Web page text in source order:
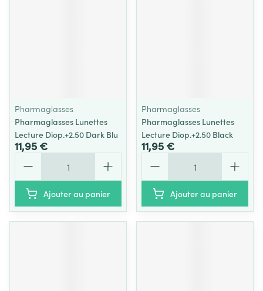
Pharmaglasses
Pharmaglasses Lunettes
Lecture Diop.+2.50 Dark Blu
11,95 €
Ajouter au panier
Pharmaglasses
Pharmaglasses Lunettes
Lecture Diop.+2.50 Black
11,95 €
Ajouter au panier